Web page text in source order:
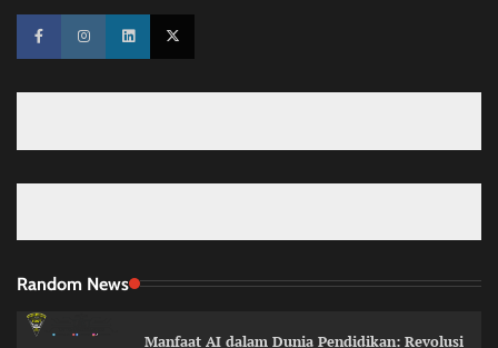
Random News
Manfaat AI dalam Dunia Pendidikan: Revolusi